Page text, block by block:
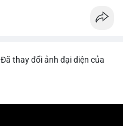
Đã thay đổi ảnh đại diện của